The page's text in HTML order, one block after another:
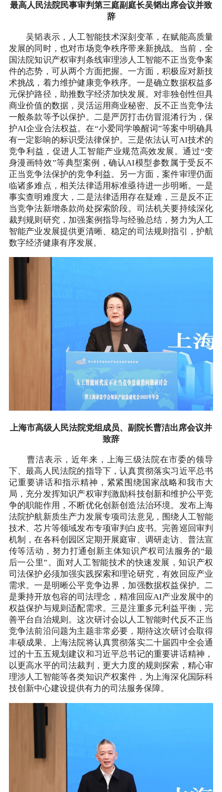
最高人民法院民事审判第三庭副庭长吴韬出席会议并致
辞
吴韬表示，人工智能技术深刻变革，在赋能高质量
发展的同时，也对市场竞争秩序带来新挑战。当前，全
国法院知识产权审判条线审理涉人工智能不正当竞争案
件的态势，可从两个方面把握。一方面，积极应对新技
术挑战，着力维护健康竞争秩序。一是确立数据权益多
元保护路径，助推数字经济加快发展。对非独创性但具
商业价值的数据，灵活运用商业秘密、反不正当竞争法
一般条款等予以保护。二是严厉打击仿冒混淆行为，保
护AI企业合法权益。在“小爱同学唤醒词”等案中明确具
有一定影响的标识受法律保护。三是依法认可AI技术的
竞争利益，促进人工智能产业规范高效发展。通过“变
身漫画特效”等典型案例，确认AI模型参数属于受反不
正当竞争法保护的竞争利益。另一方面，案件审理仍面
临诸多难点，相关法律适用标准亟待进一步明晰。一是
事实查明难度大，二是法律适用存在疑难，三是反不正
当竞争法新增条款尚处探索阶段。司法机关要持续深化
裁判规则研究，加强案例指导与经验总结，努力为人工
智能产业发展提供更清晰、稳定的司法规则指引，护航
数字经济健康有序发展。
上海市高级人民法院党组成员、副院长曹洁出席会议并
致辞
曹洁表示，近年来，上海三级法院在市委的领导
下、最高人民法院的指导下，认真贯彻落实习近平总书
记重要讲话和指示精神，紧紧围绕国家战略和我市大
局，充分发挥知识产权审判激励科技创新和维护公平竞
争的职能作用，不断优化创新创造法治环境。发布上海
法院护航新质生产力发展专项司法意见，围绕人工智能
技术、芯片等领域发布专项审判白皮书。完善巡回审判
机制，在各科创园区定期开展庭审、调研走访、普法宣
传等活动，努力打通创新主体知识产权司法服务的“最
后一公里”。面对人工智能技术的快速发展，知识产权
司法保护必须加强实践探索和理论研究，有效回应产业
需求。一是明晰公平竞争边界，加强数据权益保护。二
是秉持开放包容的司法理念，精准回应AI产业发展中的
权益保护与规则适配需求。三是注重多元利益平衡，完
善平台自治规则。这次研讨会以人工智能时代反不正当
竞争法前沿问题为主题非常必要，期待这次研讨会取得
丰硕成果。上海法院将认真贯彻落实二十届四中全会通
过的十五五规划建议和习近平总书记的重要讲话精神，
以更高水平的司法裁判，更大力度的规则探索，精心审
理涉人工智能等各类知识产权案件，为上海深化国际科
技创新中心建设提供有力的司法服务保障。